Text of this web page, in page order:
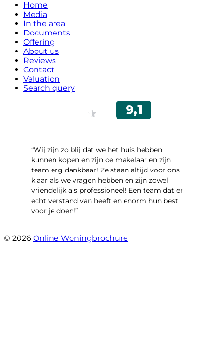
Home
Media
In the area
Documents
Offering
About us
Reviews
Contact
Valuation
Search query
“Wij zijn zo blij dat we het huis hebben
kunnen kopen en zijn de makelaar en zijn
team erg dankbaar! Ze staan altijd voor ons
klaar als we vragen hebben en zijn zowel
vriendelijk als professioneel! Een team dat er
echt verstand van heeft en enorm hun best
voor je doen!”
© 2026 Online Woningbrochure